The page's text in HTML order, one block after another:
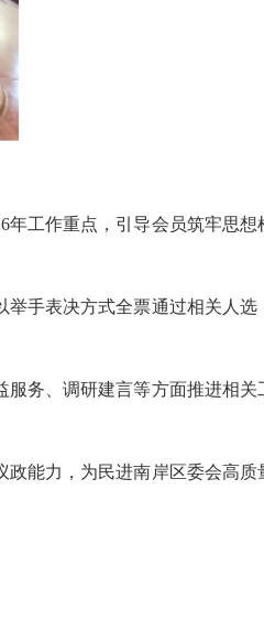
工作重点，引导会员筑牢思想
手表决方式全票通过相关人选
务、调研建言等方面推进相关
能力，为民进南岸区委会高质